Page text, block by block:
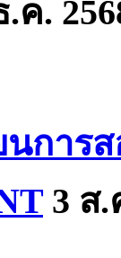
.ค.
นการ
3 ส.